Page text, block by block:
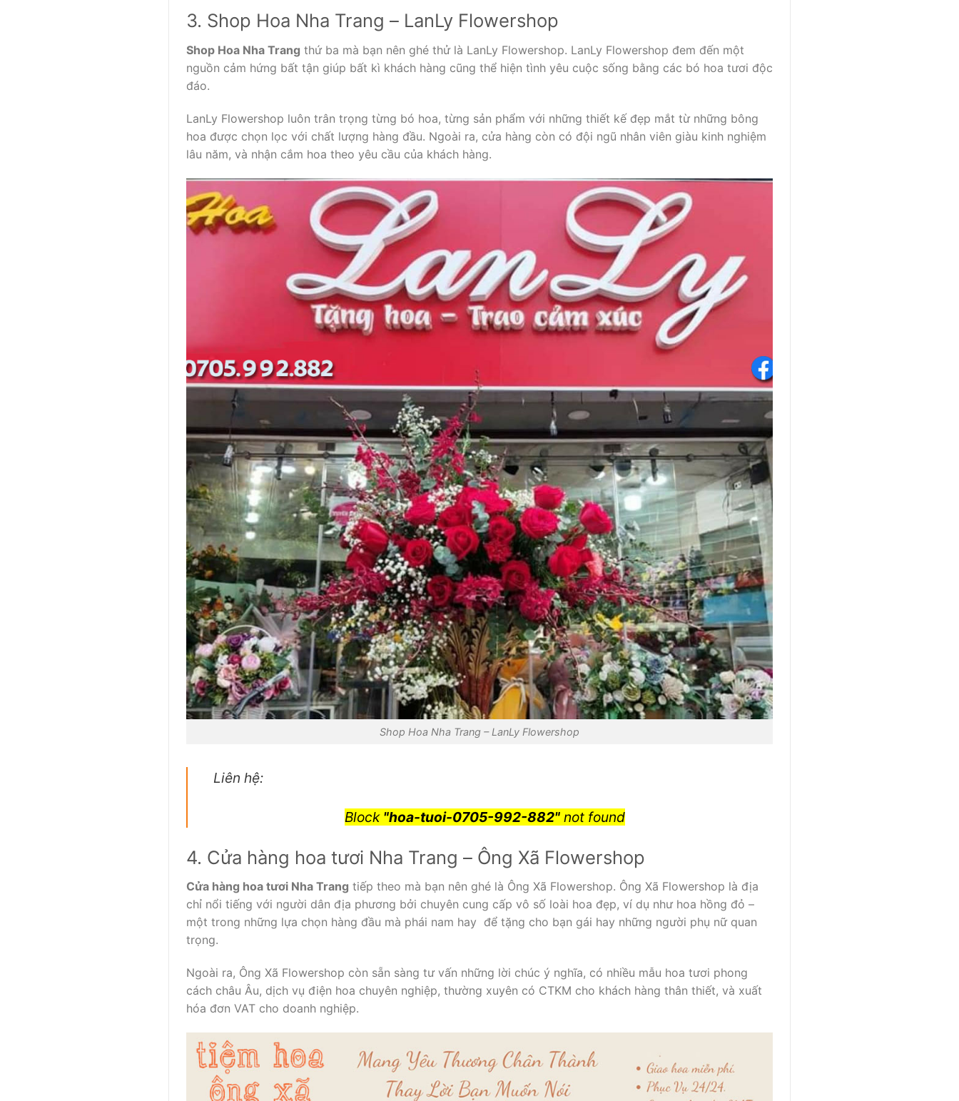
3. Shop Hoa Nha Trang – LanLy Flowershop
Shop Hoa Nha Trang thứ ba mà bạn nên ghé thử là LanLy Flowershop. LanLy Flowershop đem đến một
nguồn cảm hứng bất tận giúp bất kì khách hàng cũng thể hiện tình yêu cuộc sống bằng các bó hoa tươi độc
đáo.
LanLy Flowershop luôn trân trọng từng bó hoa, từng sản phẩm với những thiết kế đẹp mắt từ những bông
hoa được chọn lọc với chất lượng hàng đầu. Ngoài ra, cửa hàng còn có đội ngũ nhân viên giàu kinh nghiệm
lâu năm, và nhận cắm hoa theo yêu cầu của khách hàng.
Shop Hoa Nha Trang – LanLy Flowershop
Liên hệ:
Block "hoa-tuoi-0705-992-882"not found
4. Cửa hàng hoa tươi Nha Trang – Ông Xã Flowershop
Cửa hàng hoa tươi Nha Trang tiếp theo mà bạn nên ghé là Ông Xã Flowershop. Ông Xã Flowershop là địa
chỉ nổi tiếng với người dân địa phương bởi chuyên cung cấp vô số loài hoa đẹp, ví dụ như hoa hồng đỏ –
một trong những lựa chọn hàng đầu mà phái nam hay để tặng cho bạn gái hay những người phụ nữ quan
trọng.
Ngoài ra, Ông Xã Flowershop còn sẵn sàng tư vấn những lời chúc ý nghĩa, có nhiều mẫu hoa tươi phong
cách châu Âu, dịch vụ điện hoa chuyên nghiệp, thường xuyên có CTKM cho khách hàng thân thiết, và xuất
hóa đơn VAT cho doanh nghiệp.